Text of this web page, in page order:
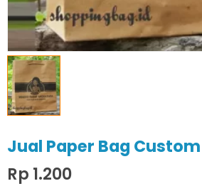
Jual Paper Bag Custom
Rp 1.200